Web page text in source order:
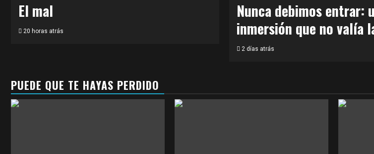
El mal
20 horas atrás
Nunca debimos entrar:
inmersión que no valía
2 días atrás
PUEDE QUE TE HAYAS PERDIDO